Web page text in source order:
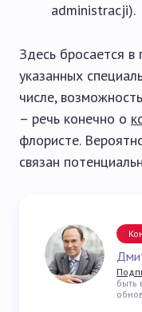
administracji).
Здесь бросается в
указанных
числе,
– речь конечно о
флористе.
связан
быть